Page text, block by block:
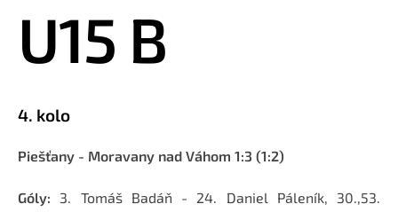
U15 B
4. kolo
Piešťany - Moravany nad Váhom 1:3 (1:2)
Góly: 3. Tomáš Badáň - 24. Daniel Páleník, 30.,53.